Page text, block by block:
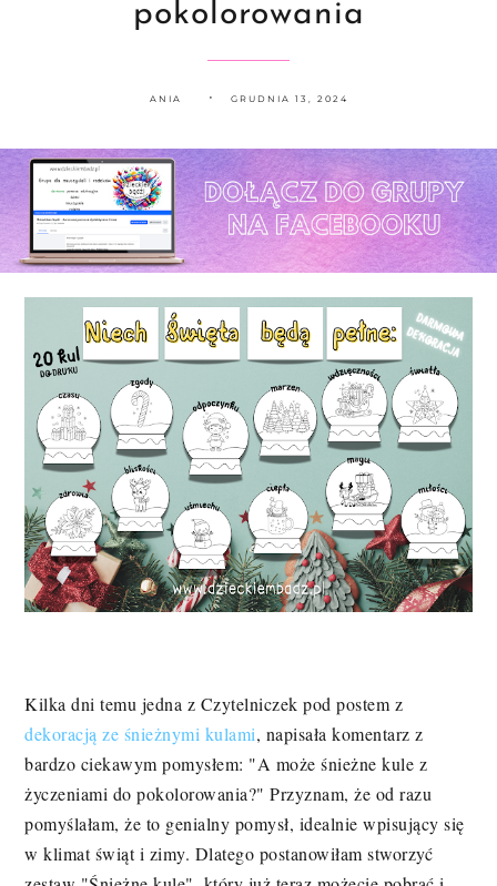
pokolorowania
ANIA GRUDNIA 13, 2024
Kilka dni temu jedna z Czytelniczek pod postem z
dekoracją ze śnieżnymi kulami, napisała komentarz z
bardzo ciekawym pomysłem: "A może śnieżne kule z
życzeniami do pokolorowania?" Przyznam, że od razu
pomyślałam, że to genialny pomysł, idealnie wpisujący się
w klimat świąt i zimy. Dlatego postanowiłam stworzyć